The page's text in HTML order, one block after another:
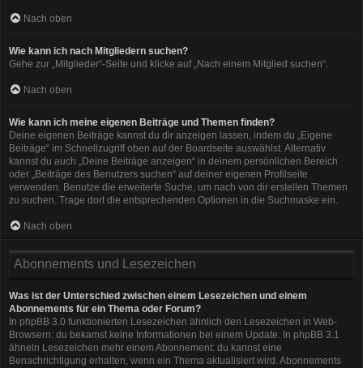
Nach oben
Wie kann ich nach Mitgliedern suchen?
Gehe zur „Mitglieder“-Seite und klicke auf „Nach einem Mitglied suchen“.
Nach oben
Wie kann ich meine eigenen Beiträge und Themen finden?
Deine eigenen Beiträge kannst du dir anzeigen lassen, indem du „Eigene
Beiträge“ im Schnellzugriff oben auf der Boardseite auswählst. Alternativ
kannst du auch „Deine Beiträge anzeigen“ in deinem persönlichen Bereich
oder „Beiträge des Benutzers suchen“ auf deiner eigenen Profilseite
verwenden. Benutze die erweiterte Suche, um nach von dir erstellen Themen
zu suchen. Trage dort die entsprechenden Optionen in die Suchmaske ein.
Nach oben
Abonnements und Lesezeichen
Was ist der Unterschied zwischen einem Lesezeichen und einem
Abonnements für ein Thema oder Forum?
In phpBB 3.0 funktionierten Lesezeichen ähnlich den Lesezeichen in Web-
Browsern: du bekamst keine Informationen bei einem Update. In phpBB 3.1
ähneln Lesezeichen mehr einem Abonnement: du kannst eine
Benachrichtigung erhalten, wenn ein Thema aktualisiert wird. Abonnements